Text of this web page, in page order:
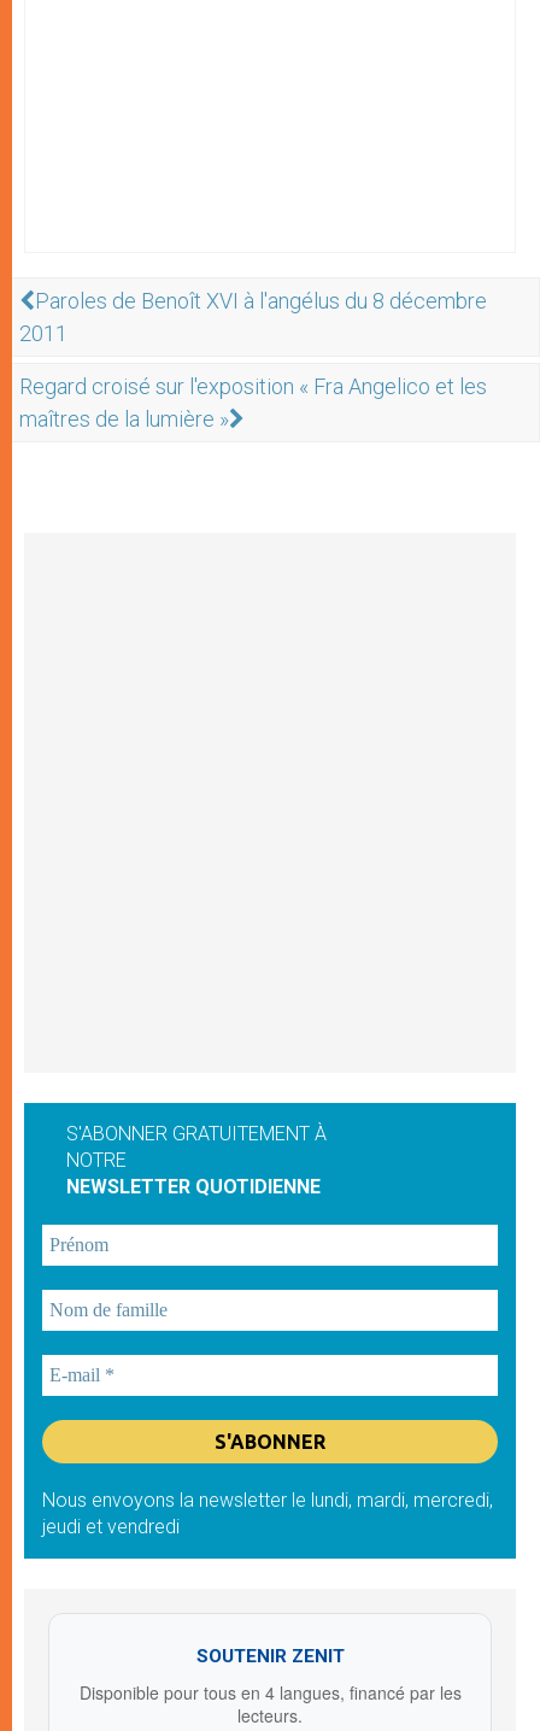
Paroles de Benoît XVI à l'angélus du 8 décembre
2011
Regard croisé sur l'exposition « Fra Angelico et les
maîtres de la lumière »
S'ABONNER GRATUITEMENT À
NOTRE
NEWSLETTER QUOTIDIENNE
Nous envoyons la newsletter le lundi, mardi, mercredi,
jeudi et vendredi
SOUTENIR ZENIT
Disponible pour tous en 4 langues, financé par les
lecteurs.